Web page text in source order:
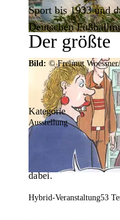
Der größte
Region
Mit weit über 4.000
umfangreichste der
dabei.
Sport bis 1933 und
Deutschen
Bild: © Freimut
Kategorie
Ausstellung
Hybrid-Veranstaltung53